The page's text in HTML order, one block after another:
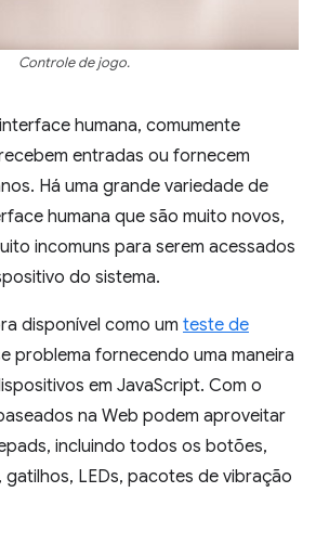
Controle de jogo.
humana, comumente
entradas ou fornecem
Há uma grande variedade de
humana que são muito novos,
incomuns para serem acessados
do sistema.
disponível como um teste de
problema fornecendo uma maneira
em JavaScript. Com o
na Web podem aproveitar
incluindo todos os botões,
gatilhos, LEDs, pacotes de vibração